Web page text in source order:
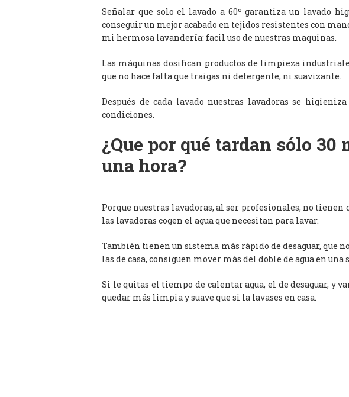
Señalar que solo el lavado a 60º garantiza un lavado
conseguir un mejor acabado en tejidos resistentes con
mi hermosa lavandería: facil uso de nuestras maquinas.
Las máquinas dosifican productos de limpieza
que no hace falta que traigas ni detergente, ni suavizante.
Después de cada lavado nuestras lavadoras se
condiciones.
¿Que por qué tardan sólo
una hora?
Porque nuestras lavadoras, al ser profesionales, no tienen
las lavadoras cogen el agua que necesitan para lavar.
También tienen un sistema más rápido de desaguar, que
las de casa, consiguen mover más del doble de agua en
Si le quitas el tiempo de calentar agua, el de desaguar, y
quedar más limpia y suave que si la lavases en casa.